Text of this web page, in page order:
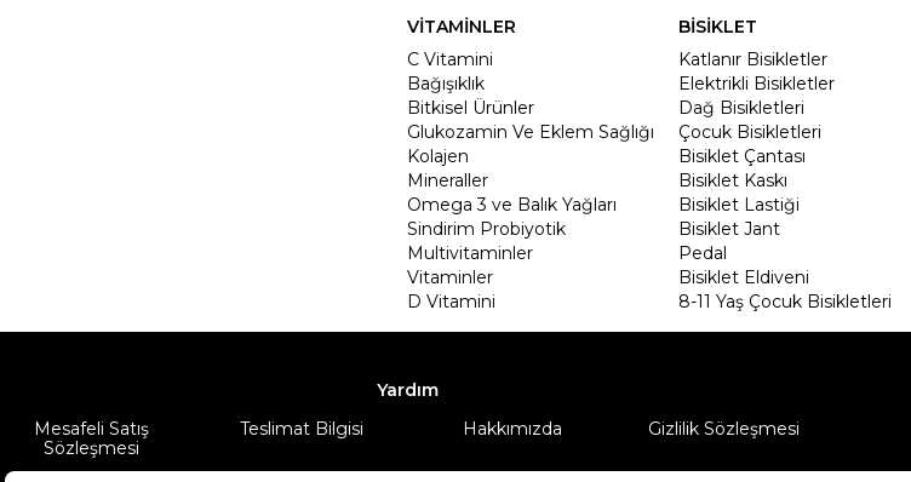
VİTAMİNLER
C Vitamini
Bağışıklık
Bitkisel Ürünler
Glukozamin Ve Eklem Sağlığı
Kolajen
Mineraller
Omega 3 ve Balık Yağları
Sindirim Probiyotik
Multivitaminler
Vitaminler
D Vitamini
BİSİKLET
Katlanır Bisikletler
Elektrikli Bisikletler
Dağ Bisikletleri
Çocuk Bisikletleri
Bisiklet Çantası
Bisiklet Kaskı
Bisiklet Lastiği
Bisiklet Jant
Pedal
Bisiklet Eldiveni
8-11 Yaş Çocuk Bisikletleri
Yardım
Mesafeli Satış
Sözleşmesi
Teslimat Bilgisi Hakkımızda Gizlilik Sözleşmesi